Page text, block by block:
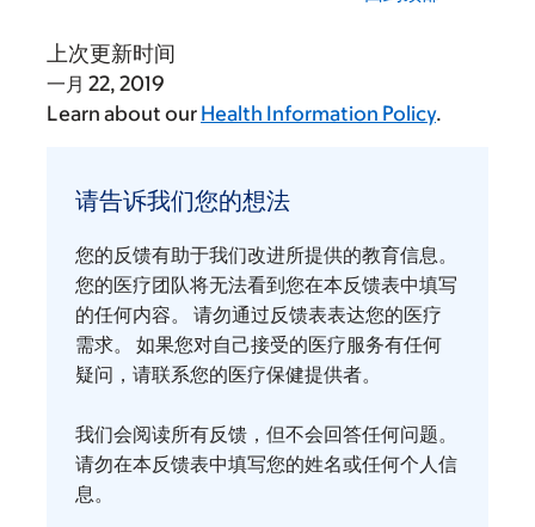
上次更新时间
一月 22, 2019
Learn about our Health Information Policy.
告
我
们
您
的
想
请告诉我们您的想法
您的反馈有助于我们改进所提供的教育信息。
您的医疗团队将无法看到您在本反馈表中填写
的任何内容。 请勿通过反馈表表达您的医疗
需求。 如果您对自己接受的医疗服务有任何
疑问，请联系您的医疗保健提供者。
我们会阅读所有反馈，但不会回答任何问题。
请勿在本反馈表中填写您的姓名或任何个人信
息。